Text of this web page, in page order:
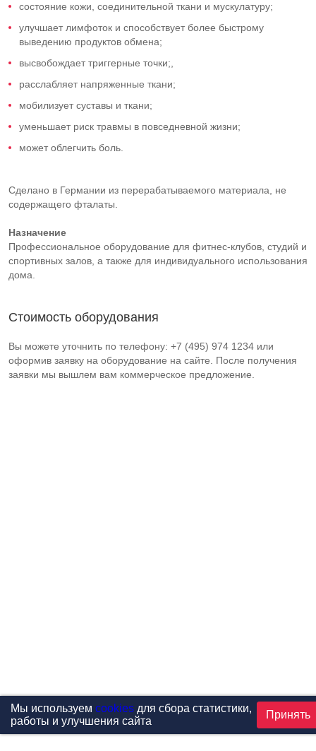
состояние кожи, соединительной ткани и мускулатуру;
улучшает лимфоток и способствует более быстрому
выведению продуктов обмена;
высвобождает триггерные точки;,
расслабляет напряженные ткани;
мобилизует суставы и ткани;
уменьшает риск травмы в повседневной жизни;
может облегчить боль.
Сделано в Германии из перерабатываемого материала, не
содержащего фталаты.
Назначение
Профессиональное оборудование для фитнес-клубов, студий и
спортивных залов, а также для индивидуального использования
дома.
Стоимость оборудования
Вы можете уточнить по телефону: +7 (495) 974 1234 или
оформив заявку на оборудование на сайте. После получения
заявки мы вышлем вам коммерческое предложение.
Мы используем cookiesдля сбора статистики,
работы и улучшения сайта
Принять